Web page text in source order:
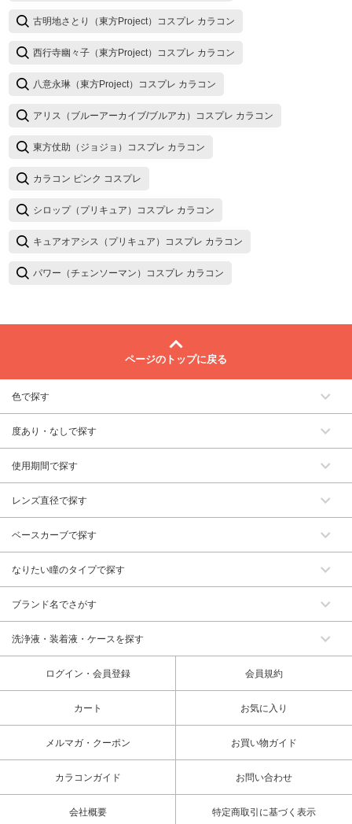
古明地さとり（東方Project）コスプレ カラコン
西行寺幽々子（東方Project）コスプレ カラコン
八意永琳（東方Project）コスプレ カラコン
アリス（ブルーアーカイブ/ブルアカ）コスプレ カラコン
東方仗助（ジョジョ）コスプレ カラコン
カラコン ピンク コスプレ
シロップ（プリキュア）コスプレ カラコン
キュアオアシス（プリキュア）コスプレ カラコン
パワー（チェンソーマン）コスプレ カラコン
ページのトップに戻る
色で探す
度あり・なしで探す
使用期間で探す
レンズ直径で探す
ベースカーブで探す
なりたい瞳のタイプで探す
ブランド名でさがす
洗浄液・装着液・ケースを探す
ログイン・会員登録 会員規約
カート お気に入り
メルマガ・クーポン お買い物ガイド
カラコンガイド お問い合わせ
会社概要 特定商取引に基づく表示